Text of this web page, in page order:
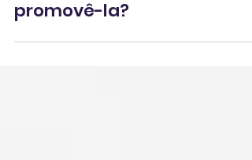
Equidade racial no mercado
de trabalho: como